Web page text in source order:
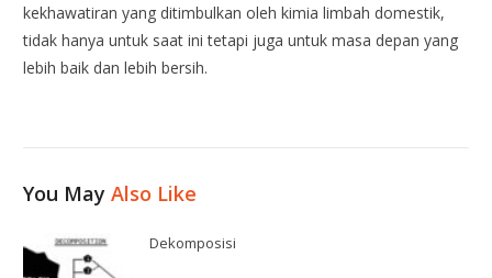
kekhawatiran yang ditimbulkan oleh kimia limbah domestik,
tidak hanya untuk saat ini tetapi juga untuk masa depan yang
lebih baik dan lebih bersih.
You MayAlso Like
Dekomposisi